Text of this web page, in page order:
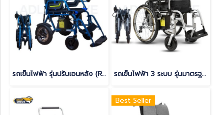
รถเข็นไฟฟ้า รุ่นปรับเอนหลัง (Reclining Backrest Model) รถเข็นไฟฟ้า 3 ระบบ รุ่นมาตรฐาน (Standard Model)
Best Seller